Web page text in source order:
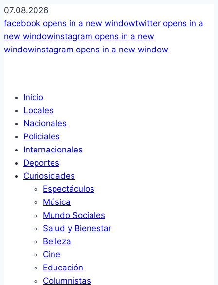
07.08.2026
facebook opens in a new windowtwitter opens in a
new windowinstagram opens in a new
windowinstagram opens in a new window
Inicio
Locales
Nacionales
Policiales
Internacionales
Deportes
Curiosidades
Espectáculos
Música
Mundo Sociales
Salud y Bienestar
Belleza
Cine
Educación
Columnistas